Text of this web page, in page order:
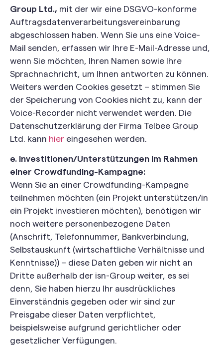
Group Ltd., mit der wir eine DSGVO-konforme
Auftragsdatenverarbeitungsvereinbarung
abgeschlossen haben. Wenn Sie uns eine Voice-
Mail senden, erfassen wir Ihre E-Mail-Adresse und,
wenn Sie möchten, Ihren Namen sowie Ihre
Sprachnachricht, um Ihnen antworten zu können.
Weiters werden Cookies gesetzt – stimmen Sie
der Speicherung von Cookies nicht zu, kann der
Voice-Recorder nicht verwendet werden. Die
Datenschutzerklärung der Firma Telbee Group
Ltd. kann hier eingesehen werden.
e. Investitionen/Unterstützungen im Rahmen
einer Crowdfunding-Kampagne:
Wenn Sie an einer Crowdfunding-Kampagne
teilnehmen möchten (ein Projekt unterstützen/in
ein Projekt investieren möchten), benötigen wir
noch weitere personenbezogene Daten
(Anschrift, Telefonnummer, Bankverbindung,
Selbstauskunft (wirtschaftliche Verhältnisse und
Kenntnisse)) – diese Daten geben wir nicht an
Dritte außerhalb der isn-Group weiter, es sei
denn, Sie haben hierzu Ihr ausdrückliches
Einverständnis gegeben oder wir sind zur
Preisgabe dieser Daten verpflichtet,
beispielsweise aufgrund gerichtlicher oder
gesetzlicher Verfügungen.